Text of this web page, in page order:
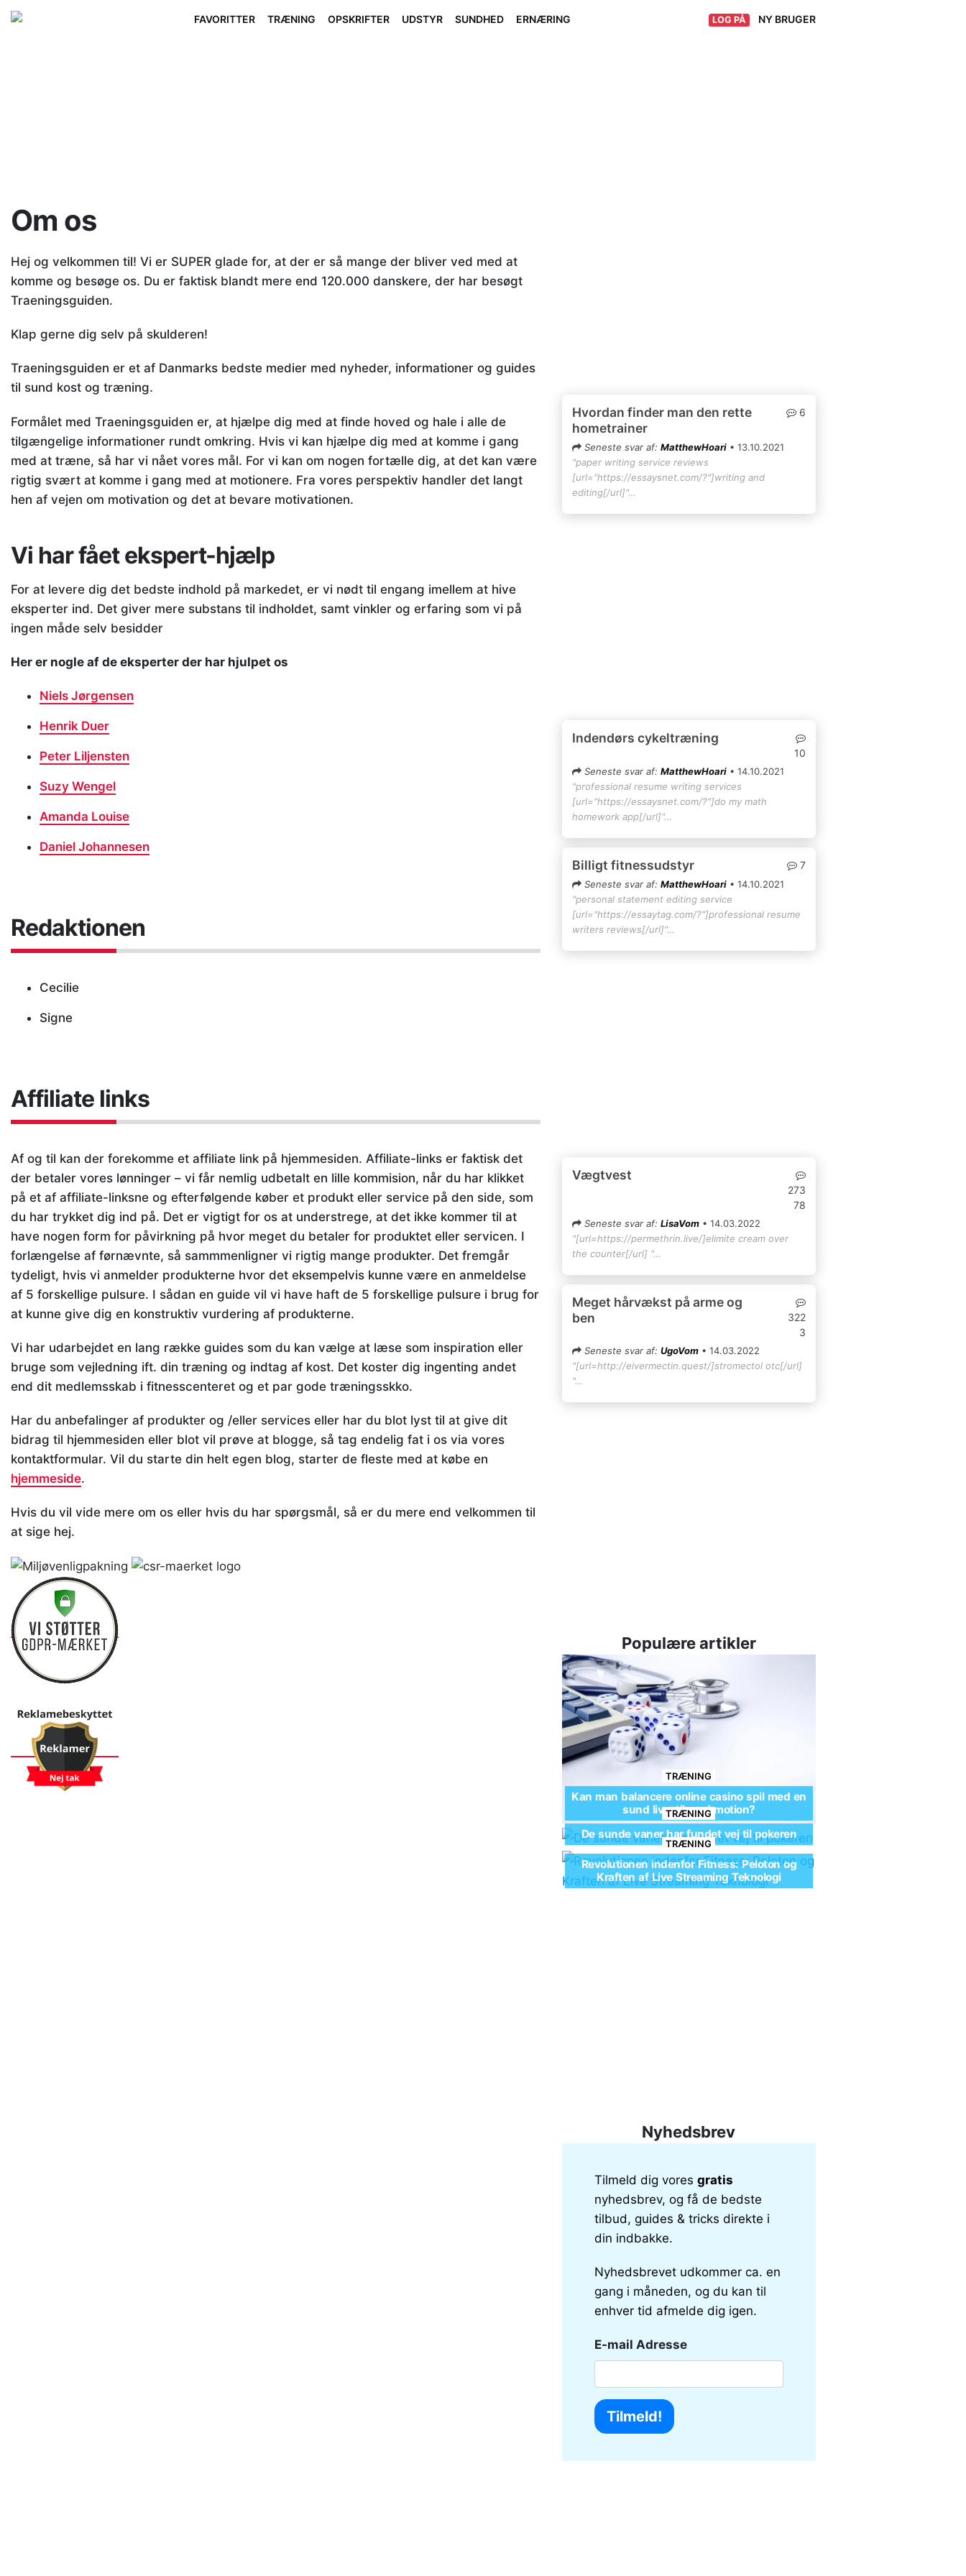
Om os
Hej og velkommen til! Vi er SUPER glade for, at der er så mange der bliver ved med at
komme og besøge os. Du er faktisk blandt mere end 120.000 danskere, der har besøgt
Traeningsguiden.
Klap gerne dig selv på skulderen!
Traeningsguiden er et af Danmarks bedste medier med nyheder, informationer og guides
til sund kost og træning.
Formålet med Traeningsguiden er, at hjælpe dig med at finde hoved og hale i alle de
tilgængelige informationer rundt omkring. Hvis vi kan hjælpe dig med at komme i gang
med at træne, så har vi nået vores mål. For vi kan om nogen fortælle dig, at det kan være
rigtig svært at komme i gang med at motionere. Fra vores perspektiv handler det langt
hen af vejen om motivation og det at bevare motivationen.
Vi har fået ekspert-hjælp
For at levere dig det bedste indhold på markedet, er vi nødt til engang imellem at hive
eksperter ind. Det giver mere substans til indholdet, samt vinkler og erfaring som vi på
ingen måde selv besidder
Her er nogle af de eksperter der har hjulpet os
Niels Jørgensen
Henrik Duer
Peter Liljensten
Suzy Wengel
Amanda Louise
Daniel Johannesen
Redaktionen
Cecilie
Signe
Affiliate links
Af og til kan der forekomme et affiliate link på hjemmesiden. Affiliate-links er faktisk det
der betaler vores lønninger – vi får nemlig udbetalt en lille kommision, når du har klikket
på et af affiliate-linksne og efterfølgende køber et produkt eller service på den side, som
du har trykket dig ind på. Det er vigtigt for os at understrege, at det ikke kommer til at
have nogen form for påvirkning på hvor meget du betaler for produktet eller servicen. I
forlængelse af førnævnte, så sammmenligner vi rigtig mange produkter. Det fremgår
tydeligt, hvis vi anmelder produkterne hvor det eksempelvis kunne være en anmeldelse
af 5 forskellige pulsure. I sådan en guide vil vi have haft de 5 forskellige pulsure i brug for
at kunne give dig en konstruktiv vurdering af produkterne.
Vi har udarbejdet en lang række guides som du kan vælge at læse som inspiration eller
bruge som vejledning ift. din træning og indtag af kost. Det koster dig ingenting andet
end dit medlemsskab i fitnesscenteret og et par gode træningsskko.
Har du anbefalinger af produkter og /eller services eller har du blot lyst til at give dit
bidrag til hjemmesiden eller blot vil prøve at blogge, så tag endelig fat i os via vores
kontaktformular. Vil du starte din helt egen blog, starter de fleste med at købe en
hjemmeside.
Hvis du vil vide mere om os eller hvis du har spørgsmål, så er du mere end velkommen til
at sige hej.
Hvordan finder man den rette
hometrainer
6
Seneste svar af: MatthewHoari• 13.10.2021
"paper writing service reviews
[url="https://essaysnet.com/?"]writing and
editing[/url]"…
Indendørs cykeltræning
10
Seneste svar af: MatthewHoari• 14.10.2021
"professional resume writing services
[url="https://essaysnet.com/?"]do my math
homework app[/url]"…
Billigt fitnessudstyr 7
Seneste svar af: MatthewHoari• 14.10.2021
"personal statement editing service
[url="https://essaytag.com/?"]professional resume
writers reviews[/url]"…
Vægtvest
273
78
Seneste svar af: LisaVom• 14.03.2022
"[url=https://permethrin.live/]elimite cream over
the counter[/url] "…
Meget hårvækst på arme og
ben
322
3
Seneste svar af: UgoVom• 14.03.2022
"[url=http://eivermectin.quest/]stromectol otc[/url]
"…
Populære artikler
TRÆNING
Kan man balancere online casino spil med en
sund livsstil med motion?
TRÆNING
De sunde vaner har fundet vej til pokeren
TRÆNING
Revolutionen indenfor Fitness: Peloton og
Kraften af Live Streaming Teknologi
Nyhedsbrev
Tilmeld dig vores gratis
nyhedsbrev, og få de bedste
tilbud, guides & tricks direkte i
din indbakke.
Nyhedsbrevet udkommer ca. en
gang i måneden, og du kan til
enhver tid afmelde dig igen.
E-mail Adresse
FAVORITTER TRÆNING OPSKRIFTER UDSTYR SUNDHED ERNÆRING NY BRUGER
LOG PÅ